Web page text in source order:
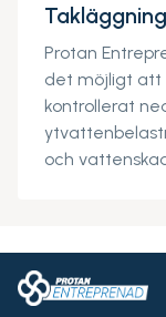
Protan
det möjligt att
kontrollerat
och